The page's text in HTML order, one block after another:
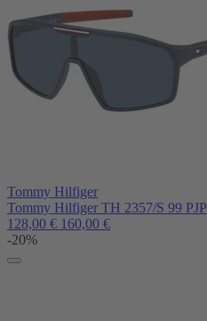
Tommy Hilfiger
Tommy Hilfiger TH 2357/S 99 PJP
128,00 € 160,00 €
-20%